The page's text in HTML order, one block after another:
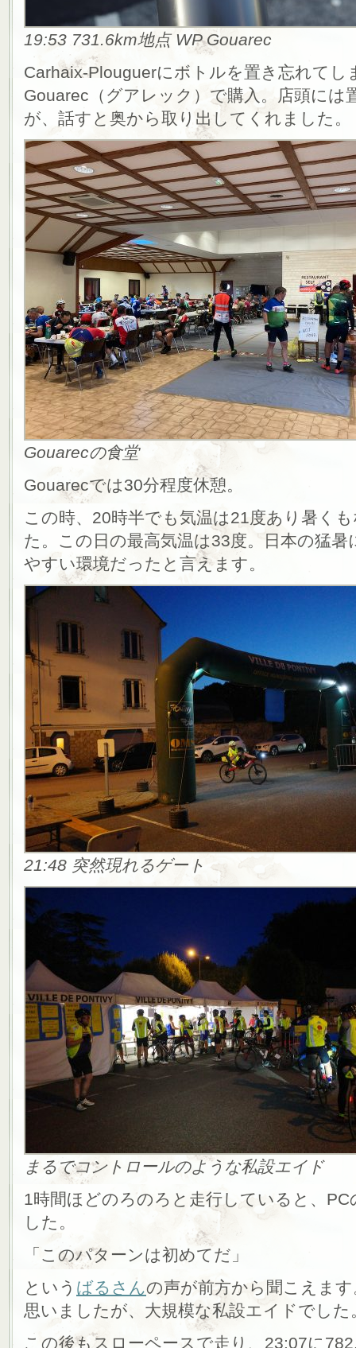
19:53 731.6km地点 WP Gouarec
Carhaix-Plouguerにボトルを置き忘れてし
Gouarec（グアレック）で購入。店頭には
が、話すと奥から取り出してくれました。
Gouarecの食堂
Gouarecでは30分程度休憩。
この時、20時半でも気温は21度あり暑く
た。この日の最高気温は33度。日本の猛
やすい環境だったと言えます。
21:48 突然現れるゲート
まるでコントロールのような私設エイド
1時間ほどのろのろと走行していると、
した。
「このパターンは初めてだ」
という ばるさんの声が前方から聞こえま
思いましたが、大規模な私設エイドでした
この後もスローペースで走り、23:07に